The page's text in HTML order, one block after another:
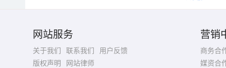
网站服务
关于我们 联系我们
用户反馈
版权声明
网站律师
营销
商务合
媒资合